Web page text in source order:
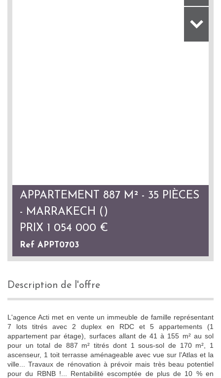
APPARTEMENT 887 M² - 35 PIÈCES
- MARRAKECH ()
PRIX 1 054 000 €
Ref APPT0703
description de l'offre
L'agence Acti met en vente un immeuble de famille représentant
7 lots titrés avec 2 duplex en RDC et 5 appartements (1
appartement par étage), surfaces allant de 41 à 155 m² au sol
pour un total de 887 m² titrés dont 1 sous-sol de 170 m², 1
ascenseur, 1 toit terrasse aménageable avec vue sur l'Atlas et la
ville... Travaux de rénovation à prévoir mais très beau potentiel
pour du RBNB !... Rentabilité escomptée de plus de 10 % en